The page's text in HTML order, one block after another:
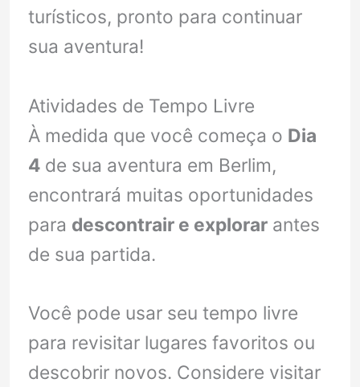
turísticos, pronto para continuar
sua aventura!
Atividades de Tempo Livre
À medida que você começa o Dia
4 de sua aventura em Berlim,
encontrará muitas oportunidades
para descontrair e explorar antes
de sua partida.
Você pode usar seu tempo livre
para revisitar lugares favoritos ou
descobrir novos. Considere visitar